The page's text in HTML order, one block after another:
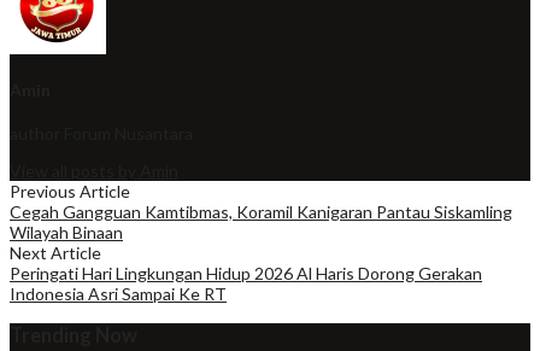
Previous Article
Cegah Gangguan Kamtibmas, Koramil Kanigaran Pantau Siskamling
Wilayah Binaan
Next Article
Peringati Hari Lingkungan Hidup 2026 Al Haris Dorong Gerakan
Indonesia Asri Sampai Ke RT